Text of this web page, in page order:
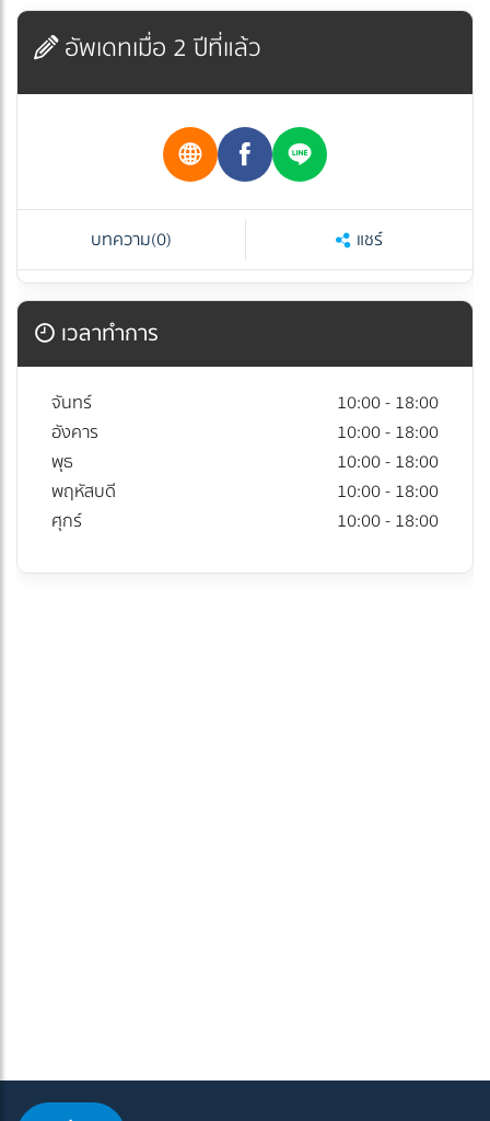
อัพเดทเมื่อ 2 ปีที่แล้ว
บทความ(0) แชร์
เวลาทำการ
จันทร์
10:00 - 18:00
อังคาร
10:00 - 18:00
พุธ
10:00 - 18:00
พฤหัสบดี
10:00 - 18:00
ศุกร์
10:00 - 18:00